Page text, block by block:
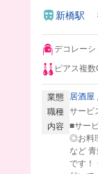
も両立で
新橋駅
デコレー
ピアス複数
業態 居酒屋
職種 サービ
内容 ■サー
◎お料
など
です！